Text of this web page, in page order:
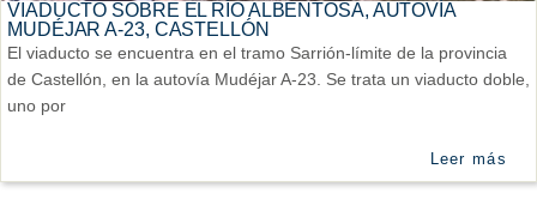
VIADUCTO SOBRE EL RÍO ALBENTOSA, AUTOVÍA
MUDÉJAR A-23, CASTELLÓN
El viaducto se encuentra en el tramo Sarrión-límite de la provincia
de Castellón, en la autovía Mudéjar A-23. Se trata un viaducto doble,
uno por
Leer más